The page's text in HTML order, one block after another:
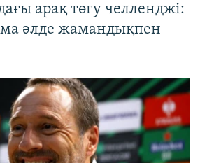
арақ төгу челленджі:
әлде жамандықпен